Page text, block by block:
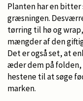
Planten har en bitter
græsningen.
tørring til hø og
mængder af den
Det er også set, at
æder dem på
hestene til at søge
marken.